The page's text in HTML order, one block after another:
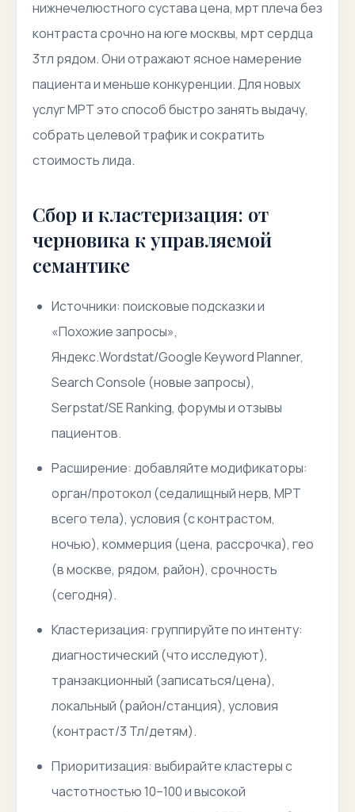
нижнечелюстного сустава цена, мрт плеча без
контраста срочно на юге москвы, мрт сердца
3тл рядом. Они отражают ясное намерение
пациента и меньше конкуренции. Для новых
услуг МРТ это способ быстро занять выдачу,
собрать целевой трафик и сократить
стоимость лида.
Сбор и кластеризация: от
черновика к управляемой
семантике
Источники: поисковые подсказки и
«Похожие запросы»,
Яндекс.Wordstat/Google Keyword Planner,
Search Console (новые запросы),
Serpstat/SE Ranking, форумы и отзывы
пациентов.
Расширение: добавляйте модификаторы:
орган/протокол (седалищный нерв, МРТ
всего тела), условия (с контрастом,
ночью), коммерция (цена, рассрочка), гео
(в москве, рядом, район), срочность
(сегодня).
Кластеризация: группируйте по интенту:
диагностический (что исследуют),
транзакционный (записаться/цена),
локальный (район/станция), условия
(контраст/3 Тл/детям).
Приоритизация: выбирайте кластеры с
частотностью 10–100 и высокой